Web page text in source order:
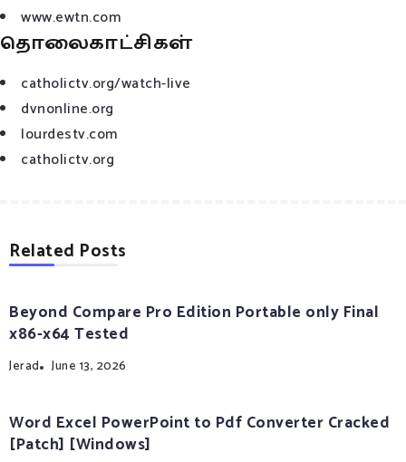
www.ewtn.com
தொலைகாட்சிகள்
catholictv.org/watch-live
dvnonline.org
lourdestv.com
catholictv.org
Related Posts
Beyond Compare Pro Edition Portable only Final
x86-x64 Tested
Jerad June 13, 2026
Word Excel PowerPoint to Pdf Converter Cracked
[Patch] [Windows]